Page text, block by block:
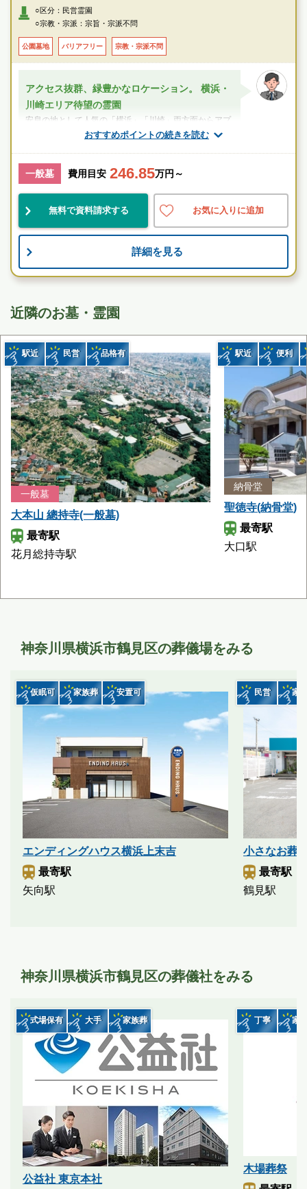
ザ」駅より乗車、「研究所前」下車徒歩約9分
・横浜市営地下鉄ブルーライン・グリーンライン「センター北」駅、地下
「三田橋」下車徒歩約10分
・東名高速道路「東名川崎インター」より約8分
・横浜市営地下鉄ブルーライン「中川」駅より約3分
・東急田園都市線「鷺沼」駅より約5分
○区分：民営霊園
○宗教・宗派：宗旨・宗派不問
公園墓地 バリアフリー 宗教・宗派不問
おすすめポイントの続きを読む
アクセス抜群、緑豊かなロケーション。 横浜・
川崎エリア待望の霊園
安息の地として人気の「横浜」「川崎」両方面からアプ
ローチしやすい 恵まれたロケーション。交通アクセス抜
スタッフのメッセージ
綺麗 民営 宗教不問
お墓のことなら何でもご相談ください
霊園墓地のプロフェッショナルが無料でご案内いたしま
一般墓 費用目安 246.85万円～
無料で資料請求する お気に入りに追加
詳細を見る
近隣のお墓・霊園
一般墓
大本山 總持寺(一般墓)
最寄駅
花月総持寺駅
駅近 民営 品格有
納骨堂
聖徳寺(納骨堂)
最寄駅
大口駅
駅近 便利
神奈川県横浜市鶴見区の葬儀場をみる
エンディングハウス横浜上末吉
最寄駅
矢向駅
仮眠可 家族葬 安置可
小さなお葬
最寄駅
鶴見駅
民営 家
神奈川県横浜市鶴見区の葬儀社をみる
公益社 東京本社
式場保有 大手 家族葬
木場葬祭
丁寧 家